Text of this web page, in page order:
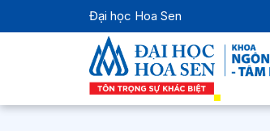
Đại học Hoa Sen